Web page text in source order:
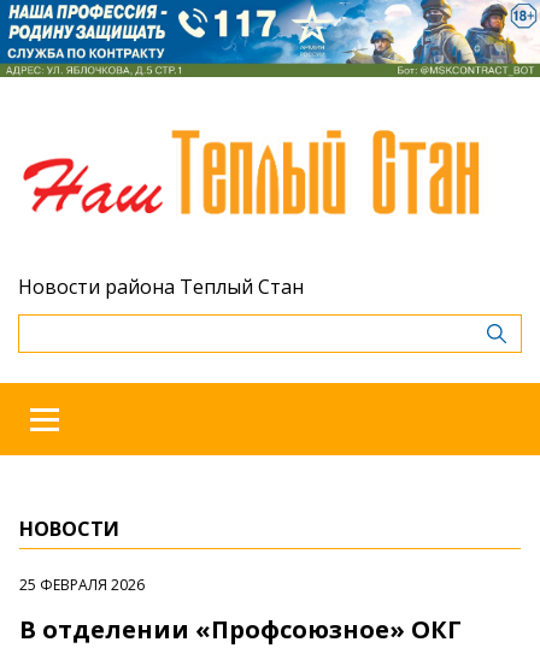
Новости района Теплый Стан
НОВОСТИ
25 ФЕВРАЛЯ 2026
В отделении «Профсоюзное» ОКГ